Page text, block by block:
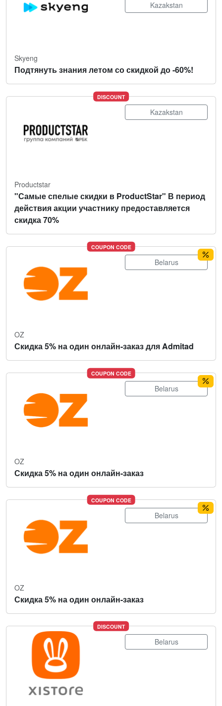
Kazakstan
Skyeng
Подтянуть знания летом со скидкой до -60%!
DISCOUNT
Kazakstan
Productstar
"Самые спелые скидки в ProductStar" В период
действия акции участнику предоставляется
скидка 70%
COUPON CODE
Belarus
OZ
Скидка 5% на один онлайн-заказ для Admitad
COUPON CODE
Belarus
OZ
Скидка 5% на один онлайн-заказ
COUPON CODE
Belarus
OZ
Скидка 5% на один онлайн-заказ
DISCOUNT
Belarus